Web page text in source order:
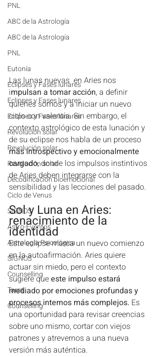
PNL
ABC de la Astrología
ABC de la Astrología
PNL
Eutonía
Eclipses y Fases lunares
Eclipses y Fases lunares
Eclipses y Fases lunares
Revolución solar
Revolución solar
Revolución solar
Decodificación bioemocional
Ciclo de Venus
SIGNOS
Astro-Eventos
Astrología Psicológica
SIGNOS
Counselling
Tarot
Counselling
Las lunas nuevas  en Aries nos
impulsan a tomar acción, a definir
quiénes somos y a iniciar un nuevo
ciclo con valentía. Sin embargo, el
contexto astrológico de esta lunación y
de su eclipse nos habla de un proceso
más introspectivo y emocionalmente
cargado, donde los impulsos instintivos
de Aries deben integrarse con la
sensibilidad y las lecciones del pasado.
Sol y Luna en Aries:
renacimiento de la
identidad
Este eclipse marca un nuevo comienzo
en la autoafirmación. Aries quiere
actuar sin miedo, pero el contexto
sugiere que este impulso estará
mediado por emociones profundas y
procesos internos más complejos. Es
una oportunidad para revisar creencias
sobre uno mismo, cortar con viejos
patrones y atrevernos a una nueva
versión más auténtica.